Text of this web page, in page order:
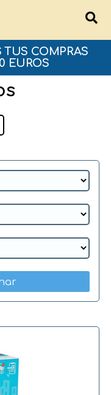
TUS COMPRAS
EUROS